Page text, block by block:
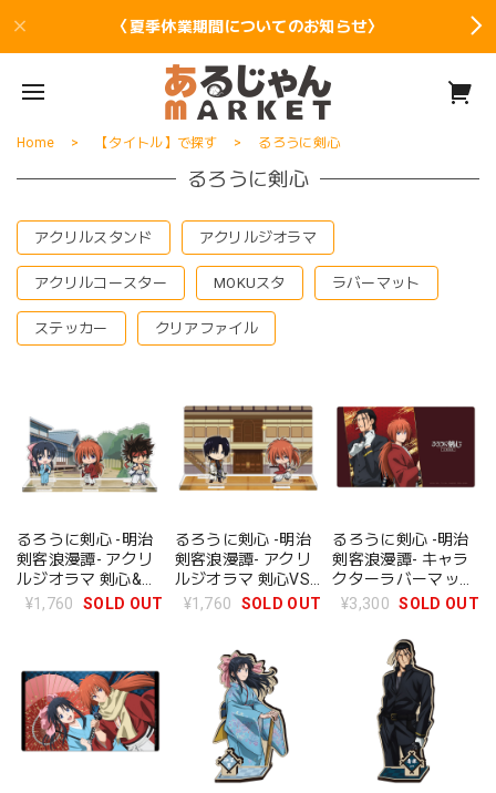
〈夏季休業期間についてのお知らせ〉
Home 【タイトル】で探す るろうに剣心
るろうに剣心
アクリルスタンド アクリルジオラマ
アクリルコースター MOKUスタ ラバーマット
ステッカー クリアファイル
るろうに剣心 -明治
剣客浪漫譚- アクリ
ルジオラマ 剣心&薫
&左之助
¥1,760 SOLD OUT
るろうに剣心 -明治
剣客浪漫譚- アクリ
ルジオラマ 剣心VS
蒼紫
¥1,760 SOLD OUT
るろうに剣心 -明治
剣客浪漫譚- キャラ
クターラバーマット
緋村剣心&斎藤一
¥3,300 SOLD OUT